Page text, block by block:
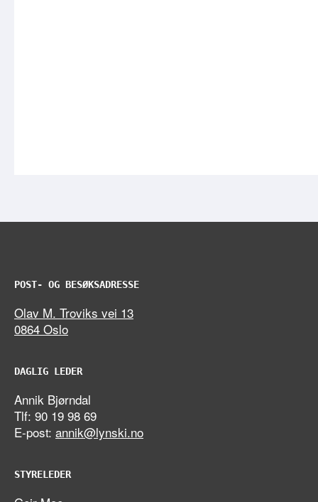
POST- OG BESØKSADRESSE
Olav M. Troviks vei 13
0864 Oslo
DAGLIG LEDER
Annik Bjørndal
Tlf: 90 19 98 69
E-post: annik@lynski.no
STYRELEDER